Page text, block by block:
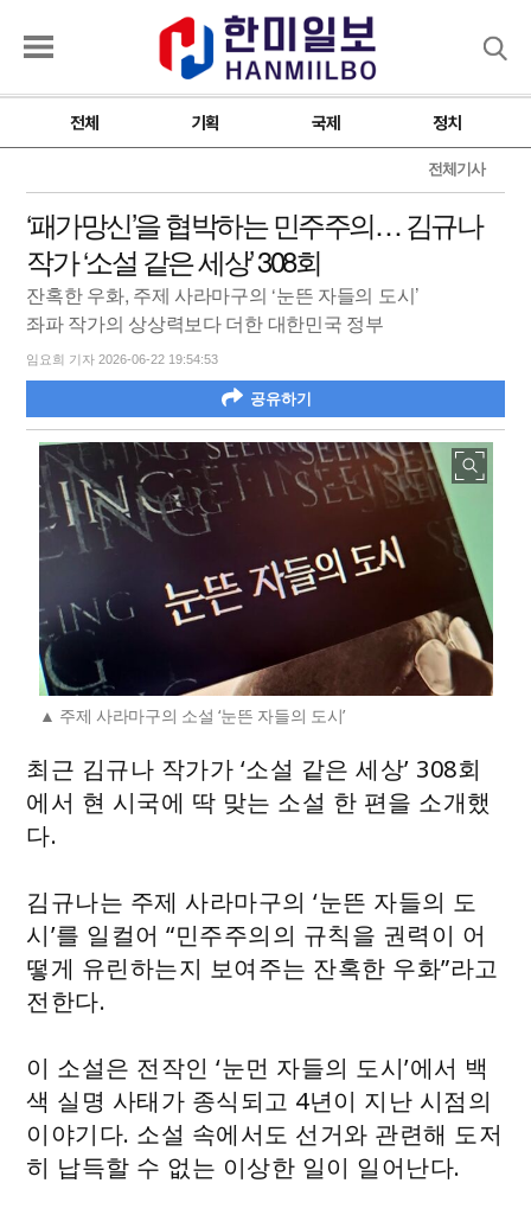
전체 기획 국제 정치
전체기사
‘패가망신’을 협박하는 민주주의… 김규나
작가 ‘소설 같은 세상’ 308회
잔혹한 우화, 주제 사라마구의 ‘눈뜬 자들의 도시’
좌파 작가의 상상력보다 더한 대한민국 정부
임요희 기자 2026-06-22 19:54:53
공유하기
주제 사라마구의 소설 ‘눈뜬 자들의 도시’
최근 김규나 작가가 ‘소설 같은 세상’ 308회
에서 현 시국에 딱 맞는 소설 한 편을 소개했
다.
김규나는 주제 사라마구의 ‘눈뜬 자들의 도
시’를 일컬어 “민주주의의 규칙을 권력이 어
떻게 유린하는지 보여주는 잔혹한 우화”라고
전한다.
이 소설은 전작인 ‘눈먼 자들의 도시’에서 백
색 실명 사태가 종식되고 4년이 지난 시점의
이야기다. 소설 속에서도 선거와 관련해 도저
히 납득할 수 없는 이상한 일이 일어난다.